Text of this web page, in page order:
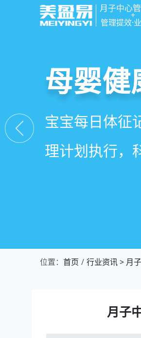
月子中心
+
管理提效·
智慧月
一站式解决月
财务、营销全
母婴
宝宝每日体征
理计划执行，
房态与
在线选房、预
度，提升入住
会员
会员积分、套
怀，提升复购
位置： 首页 行业资讯> 月
月子